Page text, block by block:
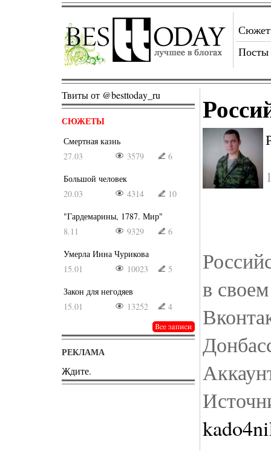
Посты
Твиты от @besttoday_ru
СЮЖЕТЫ
Смертная казнь
27.03
3579
6
Большой человек
20.03
4314
10
"Гардемарины, 1787. Мир"
8.11
9329
6
Умерла Инна Чурикова
15.01
10023
5
Закон для негодяев
15.01
13252 4
РЕКЛАМА
Ждите.
в